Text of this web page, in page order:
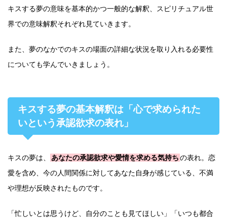
キスする夢の意味を基本的かつ一般的な解釈、スピリチュアル世
界での意味解釈それぞれ見ていきます。
また、夢のなかでのキスの場面の詳細な状況を取り入れる必要性
についても学んでいきましょう。
キスする夢の基本解釈は「心で求められた
いという承認欲求の表れ」
キスの夢は、 あなたの承認欲求や愛情を求める気持ちの表れ。恋
愛を含め、今の人間関係に対してあなた自身が感じている、不満
や理想が反映されたものです。
「忙しいとは思うけど、自分のことも見てほしい」「いつも都合